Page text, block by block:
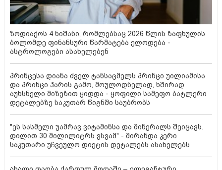
ზოდიაქოს 4 ნიშანი, რომლებსაც 2026 წლის ზაფხულის
ბოლომდე ფინანსური წარმატება ელოდება -
ასტროლოგები ასახელებენ
პრინცესა დიანა ძველ ტანსაცმელს პრინცი უილიამისა
და პრინცი ჰარის გამო, მოულოდნელად, ხშირად
აუხსნელი მიზეზით ყიდდა - ყოფილი სამეფო ბატლერი
დეტალებზე საკუთარ წიგნში საუბრობს
"ეს სასმელი უამრავ ვიტამინსა და მინერალს შეიცავს.
დილით 30 მილილიტრს ვსვამ" - მირანდა კერი
საკუთარი უჩვეულო დიეტის დეტალებს ასახელებს